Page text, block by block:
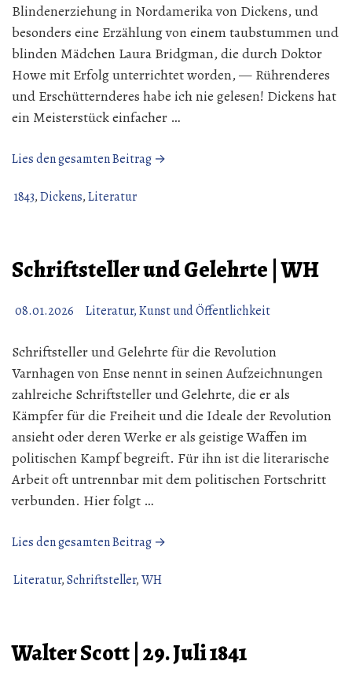
Blindenerziehung in Nordamerika von Dickens, und
besonders eine Erzählung von einem taubstummen und
blinden Mädchen Laura Bridgman, die durch Doktor
Howe mit Erfolg unterrichtet worden, — Rührenderes
und Erschütternderes habe ich nie gelesen! Dickens hat
ein Meisterstück einfacher …
Lies den gesamten Beitrag →
1843,Dickens,Literatur
Schriftsteller und Gelehrte | WH
08.01.2026 Literatur, Kunst und Öffentlichkeit
Schriftsteller und Gelehrte für die Revolution
Varnhagen von Ense nennt in seinen Aufzeichnungen
zahlreiche Schriftsteller und Gelehrte, die er als
Kämpfer für die Freiheit und die Ideale der Revolution
ansieht oder deren Werke er als geistige Waffen im
politischen Kampf begreift. Für ihn ist die literarische
Arbeit oft untrennbar mit dem politischen Fortschritt
verbunden. Hier folgt …
Lies den gesamten Beitrag →
Literatur,Schriftsteller,WH
Walter Scott | 29. Juli 1841